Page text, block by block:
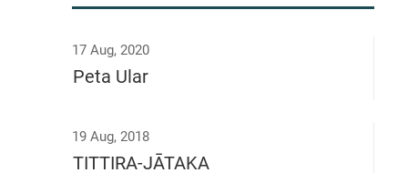
17 Aug, 2020
Peta Ular
19 Aug, 2018
TITTIRA-JĀTAKA